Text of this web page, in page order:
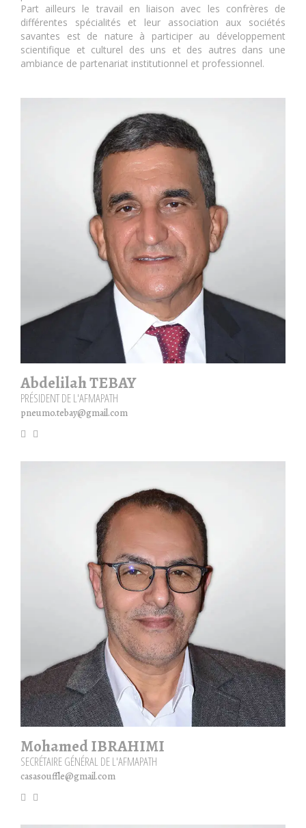
Part ailleurs le travail en liaison avec les confrères de
différentes spécialités et leur association aux sociétés
savantes est de nature à participer au développement
scientifique et culturel des uns et des autres dans une
ambiance de partenariat institutionnel et professionnel.
Abdelilah TEBAY
PRÉSIDENT DE L'AFMAPATH
pneumo.tebay@gmail.com
Mohamed IBRAHIMI
SECRÉTAIRE GÉNÉRAL DE L'AFMAPATH
casasouffle@gmail.com